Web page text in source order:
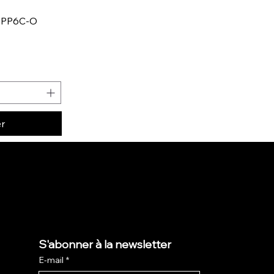
O
S'abonner à la newsletter
E-mail *